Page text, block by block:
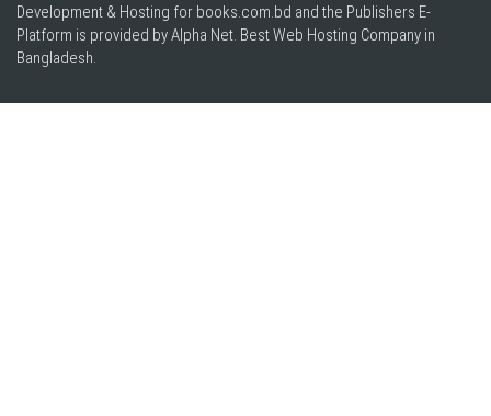
Development & Hosting for books.com.bd and the Publishers E-
Platform is provided by Alpha Net. BestWeb Hosting Company in
Bangladesh.